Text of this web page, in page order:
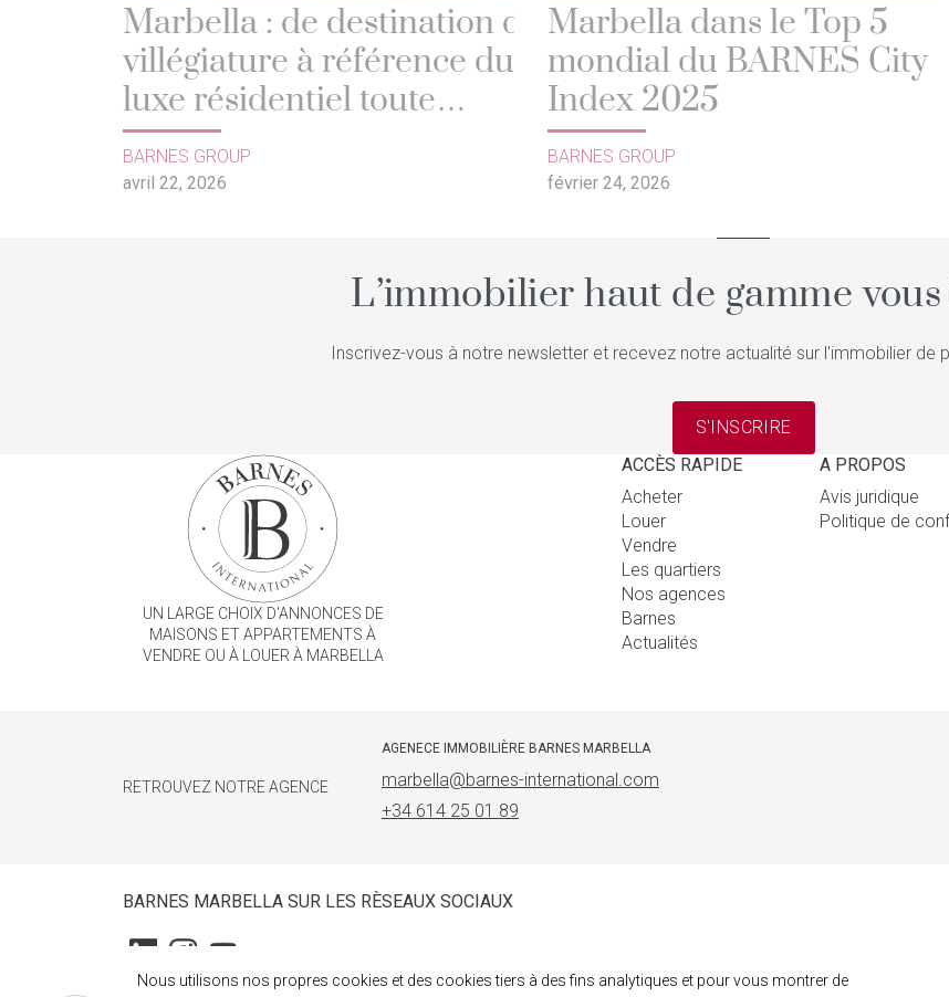
Marbella : de destination de
villégiature à référence du
luxe résidentiel toute
l’année
avril 22, 2026
BARNES GROUP
Marbella dans le Top 5
mondial du BARNES City
Index 2025
février 24, 2026
BARNES GROUP
L’immobilier haut de gamme
Inscrivez-vous à notre newsletter et recevez notre actualité sur l'immobilier de
S'INSCRIRE
UN LARGE CHOIX D'ANNONCES DE
MAISONS ET APPARTEMENTS À
VENDRE OU À LOUER À MARBELLA
ACCÈS RAPIDE
Acheter
Louer
Vendre
Les quartiers
Nos agences
Barnes
Actualités
A PROPOS
Avis juridique
Politique de
RETROUVEZ NOTRE AGENCE
AGENECE IMMOBILIÈRE BARNES MARBELLA
marbella@barnes-international.com
+34 614 25 01 89
BARNES MARBELLA SUR LES RÈSEAUX SOCIAUX
Nous utilisons nos propres cookies et des cookies tiers à des fins analytiques et pour vous montrer de